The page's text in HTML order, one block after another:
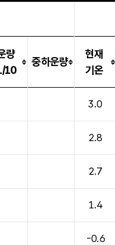
량
10
중하운량
현재
기온
3.0
2.8
2.7
1.4
-0.6